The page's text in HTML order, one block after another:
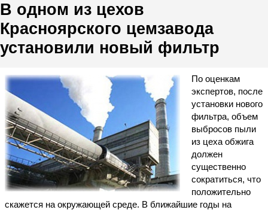
В одном из цехов
Красноярского цемзавода
установили новый фильтр
По оценкам
экспертов, после
установки нового
фильтра, объем
выбросов пыли
из цеха обжига
должен
существенно
сократиться, что
положительно
скажется на окружающей среде. В ближайшие годы на